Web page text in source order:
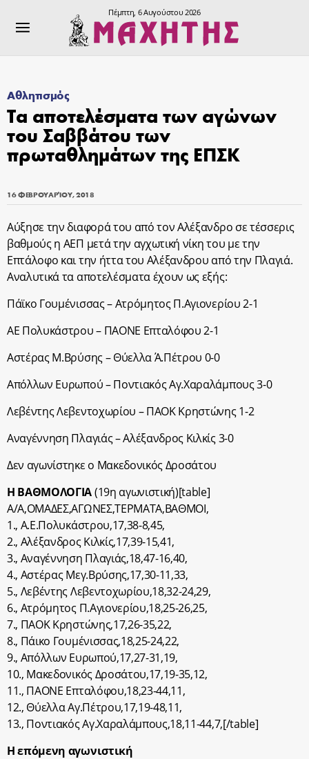
Πέμπτη, 6 Αυγούστου 2026
Αθλητισμός
Τα αποτελέσματα των αγώνων
του Σαββάτου των
πρωταθλημάτων της ΕΠΣΚ
16 ΦΕΒΡΟΥΑΡΊΟΥ, 2018
Αύξησε την διαφορά του από τον Αλέξανδρο σε τέσσερις
βαθμούς η ΑΕΠ μετά την αγχωτική νίκη του με την
Επτάλοφο και την ήττα του Αλέξανδρου από την Πλαγιά.
Αναλυτικά τα αποτελέσματα έχουν ως εξής:
Πάϊκο Γουμένισσας – Ατρόμητος Π.Αγιονερίου 2-1
ΑΕ Πολυκάστρου – ΠΑΟΝΕ Επταλόφου 2-1
Αστέρας Μ.Βρύσης – Θύελλα Ά.Πέτρου 0-0
Απόλλων Ευρωπού – Ποντιακός Αγ.Χαραλάμπους 3-0
Λεβέντης Λεβεντοχωρίου – ΠΑΟΚ Κρηστώνης 1-2
Αναγέννηση Πλαγιάς – Αλέξανδρος Κιλκίς 3-0
Δεν αγωνίστηκε ο Μακεδονικός Δροσάτου
Η ΒΑΘΜΟΛΟΓΙΑ(19η αγωνιστική)[table]
Α/Α,ΟΜΑΔΕΣ,ΑΓΩΝΕΣ,ΤΕΡΜΑΤΑ,BΑΘΜΟΙ,
1., Α.Ε.Πολυκάστρου,17,38-8,45,
2., Αλέξανδρος Κιλκίς,17,39-15,41,
3., Αναγέννηση Πλαγιάς,18,47-16,40,
4., Αστέρας Μεγ.Βρύσης,17,30-11,33,
5., Λεβέντης Λεβεντοχωρίου,18,32-24,29,
6., Ατρόμητος Π.Αγιονερίου,18,25-26,25,
7., ΠΑΟΚ Κρηστώνης,17,26-35,22,
8., Πάικο Γουμένισσας,18,25-24,22,
9., Απόλλων Ευρωπού,17,27-31,19,
10., Μακεδονικός Δροσάτου,17,19-35,12,
11., ΠΑΟΝΕ Επταλόφου,18,23-44,11,
12., Θύελλα Αγ.Πέτρου,17,19-48,11,
13., Ποντιακός Αγ.Χαραλάμπους,18,11-44,7,[/table]
Η επόμενη αγωνιστική